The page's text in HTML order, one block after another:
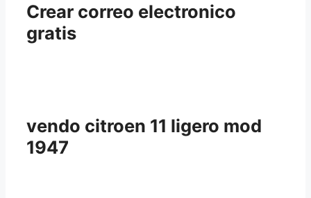
Crear correo electronico
gratis
vendo citroen 11 ligero mod
1947